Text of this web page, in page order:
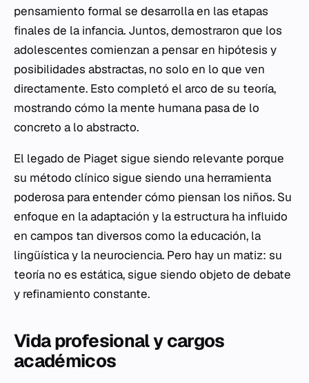
pensamiento formal se desarrolla en las etapas
finales de la infancia. Juntos, demostraron que los
adolescentes comienzan a pensar en hipótesis y
posibilidades abstractas, no solo en lo que ven
directamente. Esto completó el arco de su teoría,
mostrando cómo la mente humana pasa de lo
concreto a lo abstracto.
El legado de Piaget sigue siendo relevante porque
su método clínico sigue siendo una herramienta
poderosa para entender cómo piensan los niños. Su
enfoque en la adaptación y la estructura ha influido
en campos tan diversos como la educación, la
lingüística y la neurociencia. Pero hay un matiz: su
teoría no es estática, sigue siendo objeto de debate
y refinamiento constante.
Vida profesional y cargos
académicos